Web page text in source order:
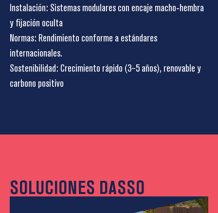
Instalación: Sistemas modulares con encaje macho‑hembra
y fijación oculta
Normas: Rendimiento conforme a estándares
internacionales.
Sostenibilidad: Crecimiento rápido (3–5 años), renovable y
carbono positivo
SOLUCIONES DASSO